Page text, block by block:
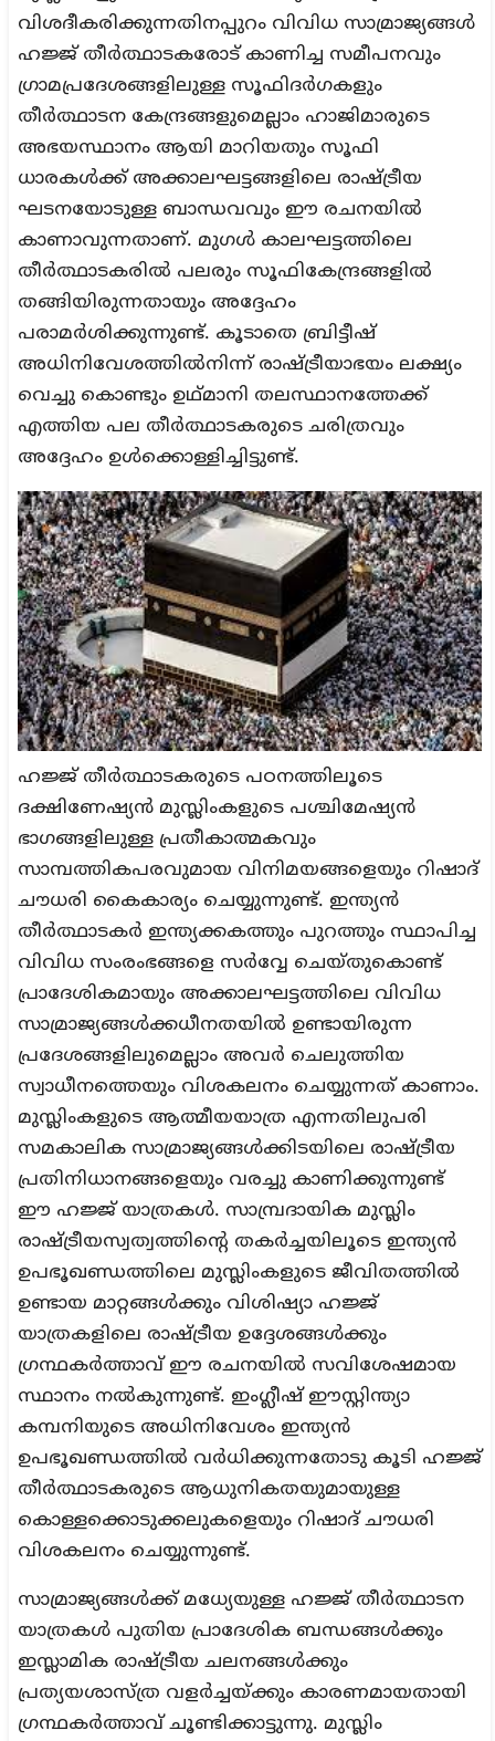
വിശദീകരിക്കുന്നതിനപ്പുറം വിവിധ സാമ്രാജ്യങ്ങൾ
ഹജ്ജ് തീർത്ഥാടകരോട് കാണിച്ച സമീപനവും
ഗ്രാമപ്രദേശങ്ങളിലുള്ള സൂഫിദർഗകളും
തീർത്ഥാടന കേന്ദ്രങ്ങളുമെല്ലാം ഹാജിമാരുടെ
അഭയസ്ഥാനം ആയി മാറിയതും സൂഫി
ധാരകൾക്ക് അക്കാലഘട്ടങ്ങളിലെ രാഷ്ട്രീയ
ഘടനയോടുള്ള ബാന്ധവവും ഈ രചനയിൽ
കാണാവുന്നതാണ്. മുഗൾ കാലഘട്ടത്തിലെ
തീർത്ഥാടകരിൽ പലരും സൂഫികേന്ദ്രങ്ങളിൽ
തങ്ങിയിരുന്നതായും അദ്ദേഹം
പരാമർശിക്കുന്നുണ്ട്. കൂടാതെ ബ്രിട്ടീഷ്
അധിനിവേശത്തിൽനിന്ന് രാഷ്ട്രീയാഭയം ലക്ഷ്യം
വെച്ചു കൊണ്ടും ഉഥ്മാനി തലസ്ഥാനത്തേക്ക്
എത്തിയ പല തീർത്ഥാടകരുടെ ചരിത്രവും
അദ്ദേഹം ഉൾക്കൊള്ളിച്ചിട്ടുണ്ട്.
ഹജ്ജ് തീർത്ഥാടകരുടെ പഠനത്തിലൂടെ
ദക്ഷിണേഷ്യൻ മുസ്ലിംകളുടെ പശ്ചിമേഷ്യൻ
ഭാഗങ്ങളിലുള്ള പ്രതീകാത്മകവും
സാമ്പത്തികപരവുമായ വിനിമയങ്ങളെയും റിഷാദ്
ചൗധരി കൈകാര്യം ചെയ്യുന്നുണ്ട്. ഇന്ത്യൻ
തീർത്ഥാടകർ ഇന്ത്യക്കകത്തും പുറത്തും സ്ഥാപിച്ച
വിവിധ സംരംഭങ്ങളെ സർവ്വേ ചെയ്തുകൊണ്ട്
പ്രാദേശികമായും അക്കാലഘട്ടത്തിലെ വിവിധ
സാമ്രാജ്യങ്ങൾക്കധീനതയിൽ ഉണ്ടായിരുന്ന
പ്രദേശങ്ങളിലുമെല്ലാം അവർ ചെലുത്തിയ
സ്വാധീനത്തെയും വിശകലനം ചെയ്യുന്നത് കാണാം.
മുസ്ലിംകളുടെ ആത്മീയയാത്ര എന്നതിലുപരി
സമകാലിക സാമ്രാജ്യങ്ങൾക്കിടയിലെ രാഷ്ട്രീയ
പ്രതിനിധാനങ്ങളെയും വരച്ചു കാണിക്കുന്നുണ്ട്
ഈ ഹജ്ജ് യാത്രകൾ. സാമ്പ്രദായിക മുസ്ലിം
രാഷ്ട്രീയസ്വത്വത്തിന്റെ തകർച്ചയിലൂടെ ഇന്ത്യൻ
ഉപഭൂഖണ്ഡത്തിലെ മുസ്ലിംകളുടെ ജീവിതത്തിൽ
ഉണ്ടായ മാറ്റങ്ങൾക്കും വിശിഷ്യാ ഹജ്ജ്
യാത്രകളിലെ രാഷ്ട്രീയ ഉദ്ദേശങ്ങൾക്കും
ഗ്രന്ഥകർത്താവ് ഈ രചനയിൽ സവിശേഷമായ
സ്ഥാനം നൽകുന്നുണ്ട്. ഇംഗ്ലീഷ് ഈസ്റ്റിന്ത്യാ
കമ്പനിയുടെ അധിനിവേശം ഇന്ത്യൻ
ഉപഭൂഖണ്ഡത്തിൽ വർധിക്കുന്നതോടു കൂടി ഹജ്ജ്
തീർത്ഥാടകരുടെ ആധുനികതയുമായുള്ള
കൊള്ളക്കൊടുക്കലുകളെയും റിഷാദ് ചൗധരി
വിശകലനം ചെയ്യുന്നുണ്ട്.
സാമ്രാജ്യങ്ങൾക്ക് മധ്യേയുള്ള ഹജ്ജ് തീർത്ഥാടന
യാത്രകൾ പുതിയ പ്രാദേശിക ബന്ധങ്ങൾക്കും
ഇസ്ലാമിക രാഷ്ട്രീയ ചലനങ്ങൾക്കും
പ്രത്യയശാസ്ത്ര വളർച്ചയ്ക്കും കാരണമായതായി
ഗ്രന്ഥകർത്താവ് ചൂണ്ടിക്കാട്ടുന്നു. മുസ്ലിം